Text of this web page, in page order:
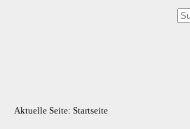
Aktuelle Seite: Startseite